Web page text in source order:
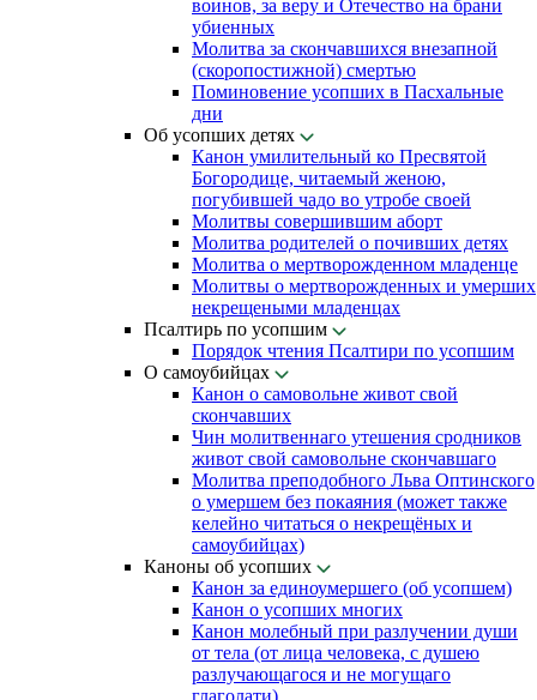
воинов, за веру и Отечество на брани
убиенных
Молитва за скончавшихся внезапной
(скоропостижной) смертью
Поминовение усопших в Пасхальные
дни
Об усопших детях
Канон умилительный ко Пресвятой
Богородице, читаемый женою,
погубившей чадо во утробе своей
Молитвы совершившим аборт
Молитва родителей о почивших детях
Молитва о мертворожденном младенце
Молитвы о мертворожденных и умерших
некрещеными младенцах
Псалтирь по усопшим
Порядок чтения Псалтири по усопшим
О самоубийцах
Канон о самовольне живот свой
скончавших
Чин молитвеннаго утешения сродников
живот свой самовольне скончавшаго
Молитва преподобного Льва Оптинского
о умершем без покаяния (может также
келейно читаться о некрещёных и
самоубийцах)
Каноны об усопших
Канон за единоумершего (об усопшем)
Канон о усопших многих
Канон молебный при разлучении души
от тела (от лица человека, с душею
разлучающагося и не могущаго
глаголати)